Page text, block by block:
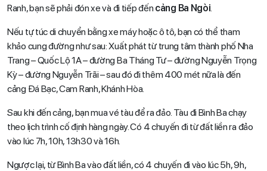
Ranh, bạn sẽ phải đón xe và đi tiếp đến cảng Ba Ngòi.
Nếu tự túc di chuyển bằng xe máy hoặc ô tô, bạn có thể tham
khảo cung đường như sau: Xuất phát từ trung tâm thành phố Nha
Trang – Quốc Lộ 1A – đường Ba Tháng Tư – đường Nguyễn Trọng
Kỳ – đường Nguyễn Trãi – sau đó đi thêm 400 mét nữa là đến
cảng Đá Bạc, Cam Ranh, Khánh Hòa.
Sau khi đến cảng, bạn mua vé tàu để ra đảo. Tàu đi Bình Ba chạy
theo lịch trình cố định hàng ngày. Có 4 chuyến đi từ đất liền ra đảo
vào lúc 7h, 10h, 13h30 và 16h.
Ngược lại, từ Bình Ba vào đất liền, có 4 chuyến đi vào lúc 5h, 9h,